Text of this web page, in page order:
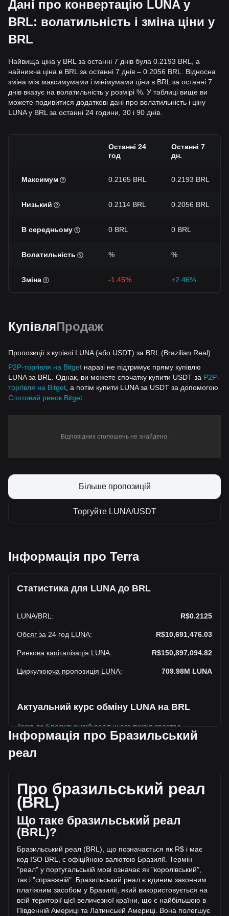
Дані про конвертацію LUNA у
BRL: волатильність і зміна ціни у
BRL
Найвища ціна у BRL за останні 7 днів була 0.2193 BRL, а
найнижча ціна в BRL за останні 7 днів – 0.2056 BRL. Відносна
зміна між максимумами і мінімумами ціни в BRL за останні 7
днів вказує на волатильність у розмірі %. У таблиці вище ви
можете подивитися додаткові дані про волатильність і ціну
LUNA у BRL за останні 24 години, 30 і 90 днів.
Останні 24
год
Останні 7
дн.
Максимум 0.2165 BRL 0.2193 BRL
Низький 0.2114 BRL 0.2056 BRL
В середньому 0 BRL 0 BRL
Волатильність % %
Зміна -1.45% +2.46%
КупівляПродаж
Пропозиції з купівлі LUNA (або USDT) за BRL (Brazilian Real)
P2P-торгівля на Bitget наразі не підтримує пряму купівлю
LUNA за BRL. Однак, ви можете спочатку купити USDT за P2P-
торгівля на Bitget , а потім купити LUNA за USDT за допомогою
Спотовий ринок Bitget
Відповідних оголошень не знайдено.
Більше пропозицій
Торгуйте LUNA/USDT
Інформація про Terra
Статистика для LUNA до BRL
LUNA/BRL : R$0.2125
Обсяг за 24 год LUNA: R$10,691,476.03
Ринкова капіталізація LUNA: R$150,897,094.82
Циркулююча пропозиція LUNA: 709.98M LUNA
Актуальний курс обміну LUNA на BRL
Terra до Бразильський реал цього тижня зростає.
Поточна ринкова ціна Terra становить R$0.2125 за LUNA,
а загальна ринкова капіталізація становить
останні 24 години обсяг торгівлі Terra впав на -31.86%
(R$-4,999,669.79 BRL). Минулого торгового дня обсяг
торгівлі LUNA склав R$15,691,145.82.
Більше інформації про Terra на Bitget
Ціна Terra
Прогноз ціни Terra
Що таке Terra (LUNA)
Калькулятор прибутку Terra
Інформація про Бразильський
реал
Про бразильський реал
(BRL)
Що таке бразильський реал
(BRL)?
Бразильський реал (BRL), що позначається як R$ і має
код ISO BRL, є офіційною валютою Бразилії. Термін
"реал" у португальській мові означає як "королівський",
так і "справжній". Бразильський реал є єдиним законним
платіжним засобом у Бразилії, який використовується на
всій території цієї величезної країни, що є найбільшою в
Південній Америці та Латинській Америці. Вона полегшує